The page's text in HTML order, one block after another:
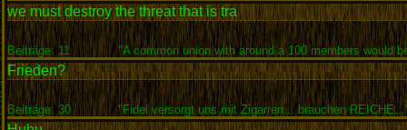
we must destroy the threat that is tra
Beiträge: 11 "A common union with around a 100 members would
Frieden?
Beiträge: 30 "Fidel versorgt uns mit Zigarren... brauchen